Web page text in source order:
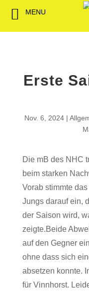
Erste
Nov. 6, 2024
Die mB des NHC
beim starken
Vorab stimmte
Jungs darauf ein,
der Saison wird,
zeigte.Beide
auf den Gegner
ohne dass sich
absetzen konnte.
für Vinnhorst.
MENU
Back
Back
Hallenheft
Back
Back
FWD
Termine
Intern